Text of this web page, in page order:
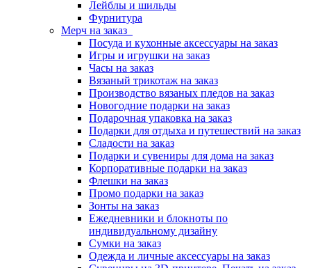
Лейблы и шильды
Фурнитура
Мерч на заказ
Посуда и кухонные аксессуары на заказ
Игры и игрушки на заказ
Часы на заказ
Вязаный трикотаж на заказ
Производство вязаных пледов на заказ
Новогодние подарки на заказ
Подарочная упаковка на заказ
Подарки для отдыха и путешествий на заказ
Сладости на заказ
Подарки и сувениры для дома на заказ
Корпоративные подарки на заказ
Флешки на заказ
Промо подарки на заказ
Зонты на заказ
Ежедневники и блокноты по
индивидуальному дизайну
Сумки на заказ
Одежда и личные аксессуары на заказ